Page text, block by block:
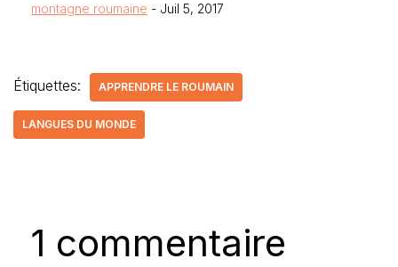
montagne roumaine - Juil 5, 2017
Étiquettes: APPRENDRE LE ROUMAIN
LANGUES DU MONDE
1 commentaire